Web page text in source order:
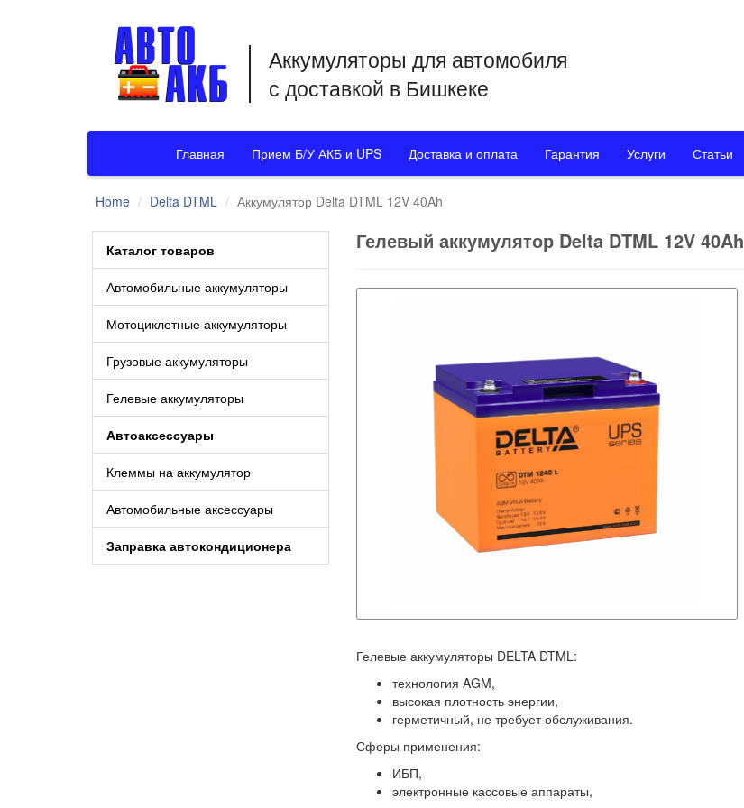
Аккумуляторы для автомобиля
с доставкой в Бишкеке
Главная Прием Б/У АКБ и UPS Доставка и оплата Гарантия Услуги Статьи
Home Delta DTML Аккумулятор Delta DTML 12V 40Ah
Каталог товаров
Автомобильные аккумуляторы
Мотоциклетные аккумуляторы
Грузовые аккумуляторы
Гелевые аккумуляторы
Автоаксессуары
Клеммы на аккумулятор
Автомобильные аксессуары
Заправка автокондиционера
Гелевый аккумулятор Delta DTML 12V 40Ah
Гелевые аккумуляторы DELTA DTML:
технология AGM,
высокая плотность энергии,
герметичный, не требует обслуживания.
Сферы применения:
ИБП,
электронные кассовые аппараты,